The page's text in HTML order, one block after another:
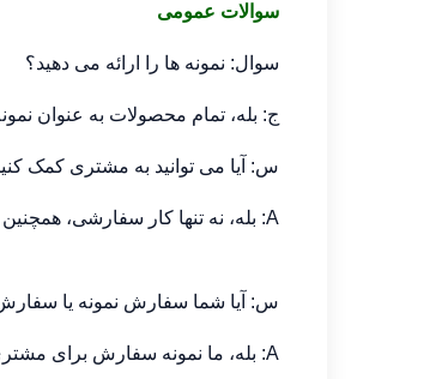
سوالات عمومی
سوال: نمونه ها را ارائه می دهید؟
ج: بله، تمام محصولات به عنوان
س: آیا می توانید به مشتری کمک
A: بله، نه تنها کار سفارشی، همچنین به شما کمک می کند محصولات طراحی ویژه را مطابق با نیازهای خود ایجاد کنید.
س: آیا شما سفارش نمونه یا
A: بله، ما نمونه سفارش برای مشتری نیز عرضه می شود.